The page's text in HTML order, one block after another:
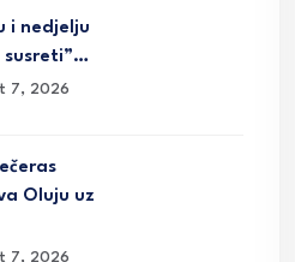
i nedjelju
susreti”…
7, 2026
Oluju uz
7, 2026